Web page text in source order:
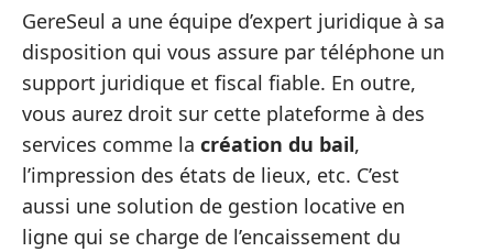
GereSeul a une équipe d’expert juridique à sa
disposition qui vous assure par téléphone un
support juridique et fiscal fiable. En outre,
vous aurez droit sur cette plateforme à des
services comme la création du bail,
l’impression des états de lieux, etc. C’est
aussi une solution de gestion locative en
ligne qui se charge de l’encaissement du